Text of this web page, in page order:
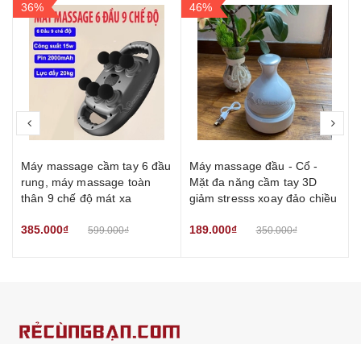
36%
Máy massage cầm tay 6 đầu
rung, máy massage toàn
thân 9 chế độ mát xa
385.000₫ 599.000₫
46%
Máy massage đầu - Cổ -
Mặt đa năng cầm tay 3D
giảm stresss xoay đảo chiều
189.000₫ 350.000₫